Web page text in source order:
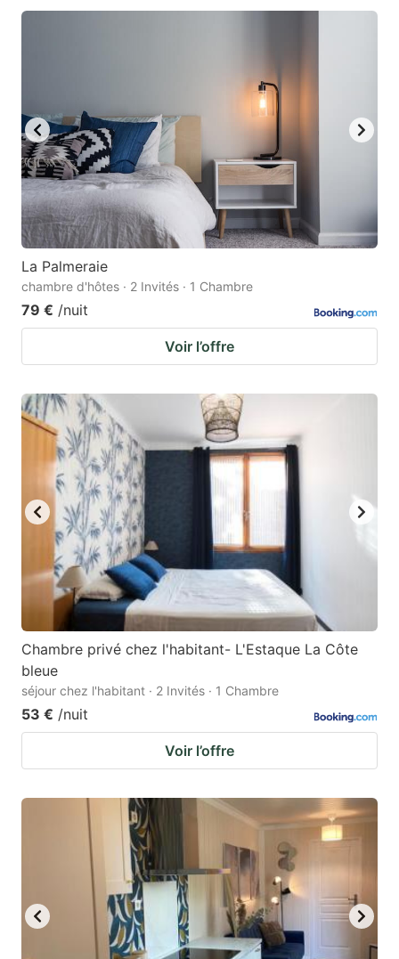
La Palmeraie
chambre d'hôtes · 2 Invités · 1 Chambre
79 € /nuit
Voir l’offre
Chambre privé chez l'habitant- L'Estaque La Côte
bleue
séjour chez l'habitant · 2 Invités · 1 Chambre
53 € /nuit
Voir l’offre